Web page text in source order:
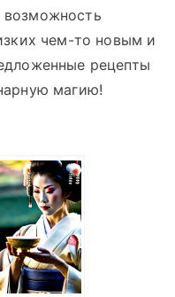
чем-то новым и
рецепты
магию!